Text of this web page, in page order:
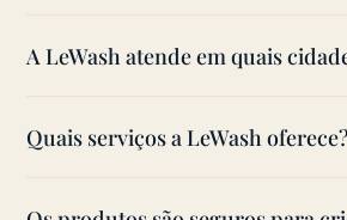
A LeWash atende em quais
quatro unidades à disposição.
Quais serviços a LeWash oferece?